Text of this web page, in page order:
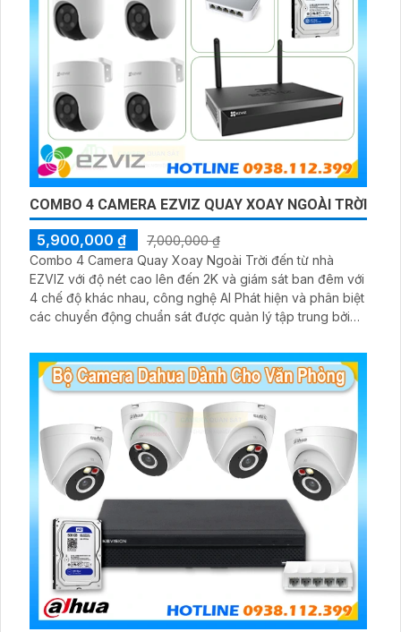
COMBO 4 CAMERA EZVIZ QUAY XOAY NGOÀI TRỜI
5,900,000 ₫
7,000,000 ₫
Combo 4 Camera Quay Xoay Ngoài Trời đến từ nhà
EZVIZ với độ nét cao lên đến 2K và giám sát ban đêm với
4 chế độ khác nhau, công nghệ AI Phát hiện và phân biệt
các chuyển động chuẩn sát được quản lý tập trung bởi